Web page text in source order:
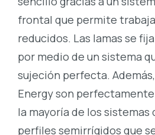
frontal que permite
reducidos. Las lamas se
por medio de un sistema
sujeción perfecta.
Energy son
la mayoría de los sistemas
perfiles semirrígidos que